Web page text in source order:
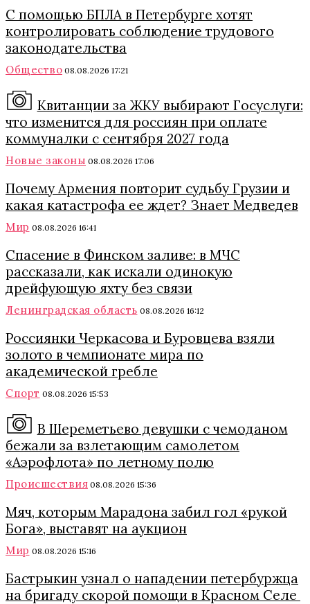
С помощью БПЛА в Петербурге хотят
контролировать соблюдение трудового
законодательства
Общество 08.08.2026 17:21
Квитанции за ЖКУ выбирают Госуслуги:
что изменится для россиян при оплате
коммуналки с сентября 2027 года
Новые законы 08.08.2026 17:06
Почему Армения повторит судьбу Грузии и
какая катастрофа ее ждет? Знает Медведев
Мир 08.08.2026 16:41
Спасение в Финском заливе: в МЧС
рассказали, как искали одинокую
дрейфующую яхту без связи
Ленинградская область 08.08.2026 16:12
Россиянки Черкасова и Буровцева взяли
золото в чемпионате мира по
академической гребле
Спорт 08.08.2026 15:53
В Шереметьево девушки с чемоданом
бежали за взлетающим самолетом
«Аэрофлота» по летному полю
Происшествия 08.08.2026 15:36
Мяч, которым Марадона забил гол «рукой
Бога», выставят на аукцион
Мир 08.08.2026 15:16
Бастрыкин узнал о нападении петербуржца
на бригаду скорой помощи в Красном Селе